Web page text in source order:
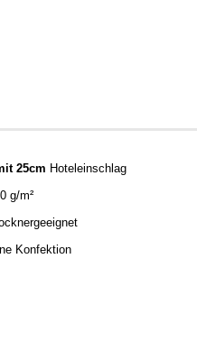
25cm Hoteleinschlag
g/m²
Konfektion